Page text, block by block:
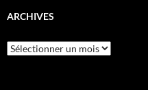
ARCHIVES
Archives